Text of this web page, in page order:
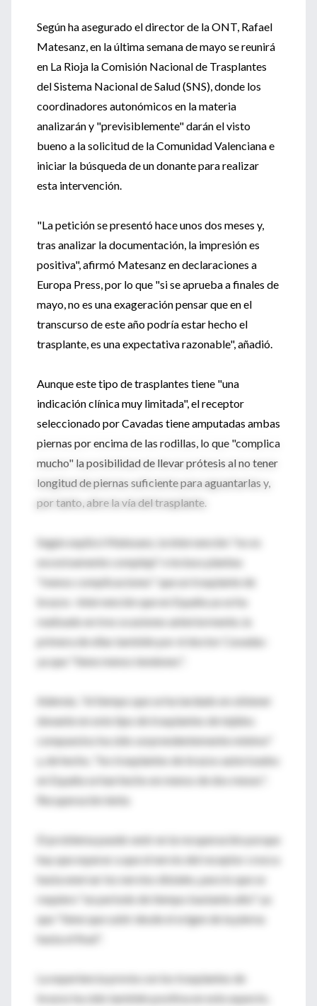
Según ha asegurado el director de la ONT, Rafael
Matesanz, en la última semana de mayo se reunirá
en La Rioja la Comisión Nacional de Trasplantes
del Sistema Nacional de Salud (SNS), donde los
coordinadores autonómicos en la materia
analizarán y "previsiblemente" darán el visto
bueno a la solicitud de la Comunidad Valenciana e
iniciar la búsqueda de un donante para realizar
esta intervención.
"La petición se presentó hace unos dos meses y,
tras analizar la documentación, la impresión es
positiva", afirmó Matesanz en declaraciones a
Europa Press, por lo que "si se aprueba a finales de
mayo, no es una exageración pensar que en el
transcurso de este año podría estar hecho el
trasplante, es una expectativa razonable", añadió.
Aunque este tipo de trasplantes tiene "una
indicación clínica muy limitada", el receptor
seleccionado por Cavadas tiene amputadas ambas
piernas por encima de las rodillas, lo que "complica
mucho" la posibilidad de llevar prótesis al no tener
longitud de piernas suficiente para aguantarlas y,
por tanto, abre la vía del trasplante.
Según explicó Matesanz, la intervención "no es
excesivamente compleja" e incluso plantea
"menos complicaciones" que un trasplante de
brazos -intervención que en España ya se ha
realizado en tres ocasiones anteriormente, la
primera de ellas también por el doctor Cavadas-
ya que "tiene menos tendones".
Además, "el tiempo que se ha tardado en obtener
donante en este tipo de trasplantes de tejidos
compuestos ha sido sorprendentemente mínimo"
y, de hecho, "los trasplantes de brazos autorizados
en España se han hecho en menos de dos meses".
Recuperación lenta
El problema puede venir en la recuperación porque
hay que esperar a que el nervio del receptor crezca
hasta enervar los nervios distales, para lo que se
requiere "un periodo de tiempo bastante alto" ya
que "tiene que subir desde el origen de la pierna
hasta el final".
La experiencia previa con los trasplantes de
brazos ha sido también positiva en este aspecto,